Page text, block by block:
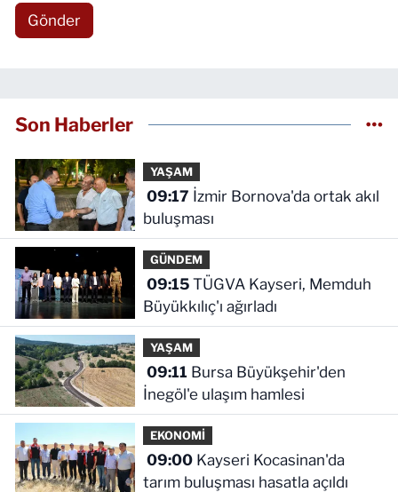
Gönder
Son Haberler
YAŞAM
09:17
buluşması
GÜNDEM
09:15TÜGVA Kayseri, Memduh
Büyükkılıç'ı ağırladı
YAŞAM
09:11
İnegöl'e ulaşım hamlesi
EKONOMİ
09:00Kayseri Kocasinan'da
tarım buluşması hasatla açıldı